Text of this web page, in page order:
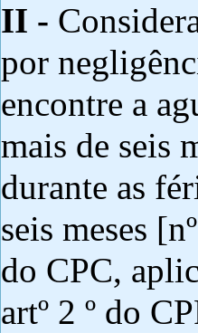
II -
por
encontre a
mais de seis
durante as
seis meses
do CPC,
artº 2 º do